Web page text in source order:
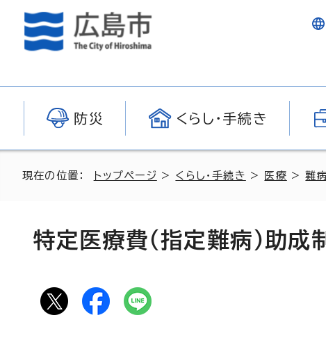
防災 くらし・手続き
現在の位置： トップページ > くらし・手続き > 医療 >難
特定医療費（指定難病）助